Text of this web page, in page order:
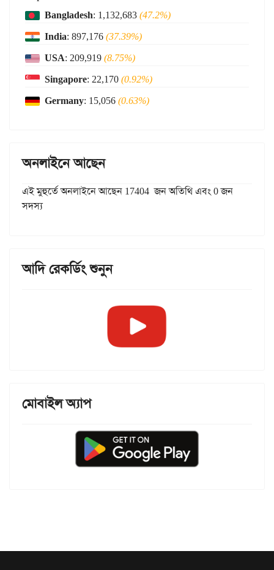
Bangladesh: 1,132,683(47.2%)
India: 897,176(37.39%)
USA: 209,919(8.75%)
Singapore: 22,170(0.92%)
Germany: 15,056(0.63%)
অনলাইনে আছেন
এই মুহুর্তে অনলাইনে আছেন 17404 জন অতিথি এবং 0 জন
সদস্য
আদি রেকর্ডিং শুনুন
মোবাইল অ্যাপ